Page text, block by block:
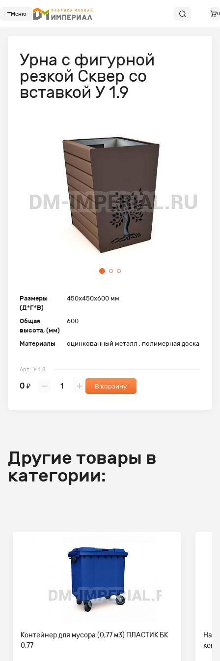
Меню 0
Размеры
(Д*Г*В)
450x450x600 мм
Общая
высота, (мм)
600
Материалы оцинкованный металл , полимерная доска
Арт.: У 1.8
0 ₽ В корзину
Урна с фигурной
резкой Сквер со
вставкой У 1.9
Другие товары в
категории:
Контейнер для мусора (0,77 м3) ПЛАСТИК БК
0,77